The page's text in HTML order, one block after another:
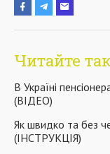
Читайте
В Україні
(ВІДЕО)
Як швидко та без
(ІНСТРУКЦІЯ)